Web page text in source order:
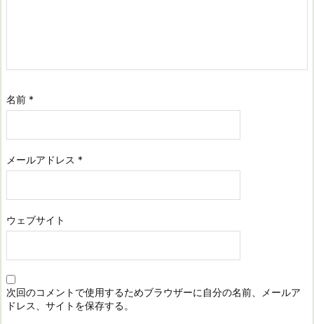
名前 *
メールアドレス *
ウェブサイト
次回のコメントで使用するためブラウザーに自分の名前、メールア
ドレス、サイトを保存する。